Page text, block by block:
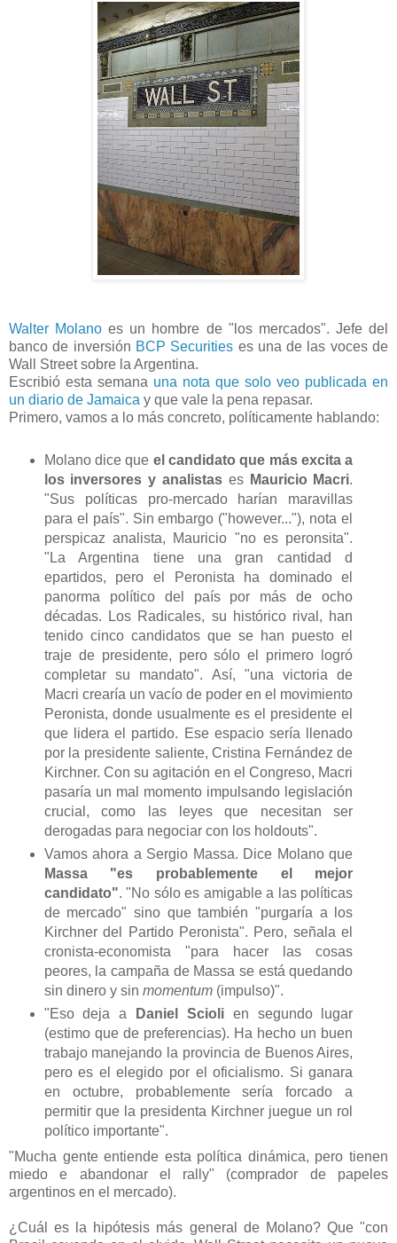
Walter Molano es un hombre de "los mercados". Jefe del
banco de inversión BCP Securities es una de las voces de
Wall Street sobre la Argentina.
Escribió esta semana una nota que solo veo publicada en
un diario de Jamaica y que vale la pena repasar.
Primero, vamos a lo más concreto, políticamente hablando:
Molano dice que el candidato que más excita a
los inversores y analistas es Mauricio Macri.
"Sus políticas pro-mercado harían maravillas
para el país". Sin embargo ("however..."), nota el
perspicaz analista, Mauricio "no es peronsita".
"La Argentina tiene una gran cantidad d
epartidos, pero el Peronista ha dominado el
panorma político del país por más de ocho
décadas. Los Radicales, su histórico rival, han
tenido cinco candidatos que se han puesto el
traje de presidente, pero sólo el primero logró
completar su mandato". Así, "una victoria de
Macri crearía un vacío de poder en el movimiento
Peronista, donde usualmente es el presidente el
que lidera el partido. Ese espacio sería llenado
por la presidente saliente, Cristina Fernández de
Kirchner. Con su agitación en el Congreso, Macri
pasaría un mal momento impulsando legislación
crucial, como las leyes que necesitan ser
derogadas para negociar con los holdouts".
Vamos ahora a Sergio Massa. Dice Molano que
Massa "es probablemente el mejor
candidato". "No sólo es amigable a las políticas
de mercado" sino que también "purgaría a los
Kirchner del Partido Peronista". Pero, señala el
cronista-economista "para hacer las cosas
peores, la campaña de Massa se está quedando
sin dinero y sin momentum(impulso)".
"Eso deja a
Daniel Sciolien segundo lugar
(estimo que de preferencias). Ha hecho un buen
trabajo manejando la provincia de Buenos Aires,
pero es el elegido por el oficialismo. Si ganara
en octubre, probablemente sería forcado a
permitir que la presidenta Kirchner juegue un rol
político importante".
"Mucha gente entiende esta política dinámica, pero tienen
miedo e abandonar el rally" (comprador de papeles
argentinos en el mercado).
¿Cuál es la hipótesis más general de Molano? Que "con